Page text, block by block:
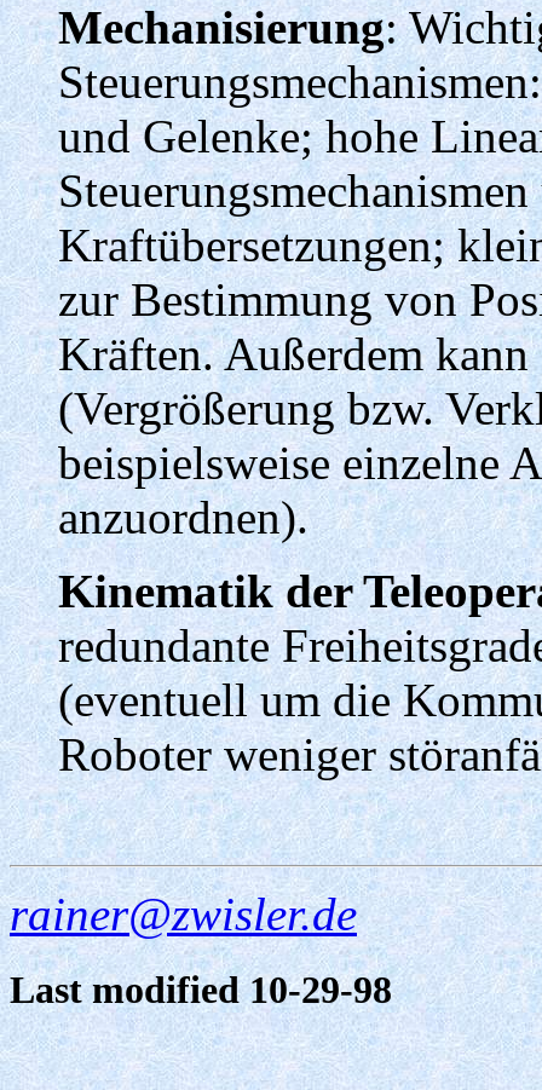
Mechanisierung:
und Gelenke; hohe
Kraftübersetzungen;
zur Bestimmung von
Kräften. Außerdem
(Vergrößerung bzw.
beispielsweise einzelne
anzuordnen).
Kinematik der
redundante
(eventuell um die
Roboter weniger
rainer@zwisler.de
Last modified 10-29-98